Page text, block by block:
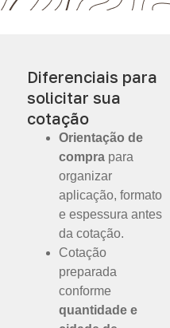
Diferenciais para
solicitar sua
cotação
Orientação de
compra para
organizar
aplicação, formato
e espessura antes
da cotação.
Cotação
preparada
conforme
quantidade e